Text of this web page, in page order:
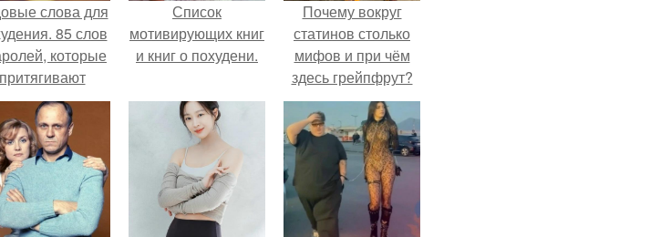
слова для
85 слов
которые
притягивают
желаемое.
Список
мотивирующих книг
и книг о похудени.
Почему вокруг
статинов столько
мифов и при чём
здесь грейпфрут?